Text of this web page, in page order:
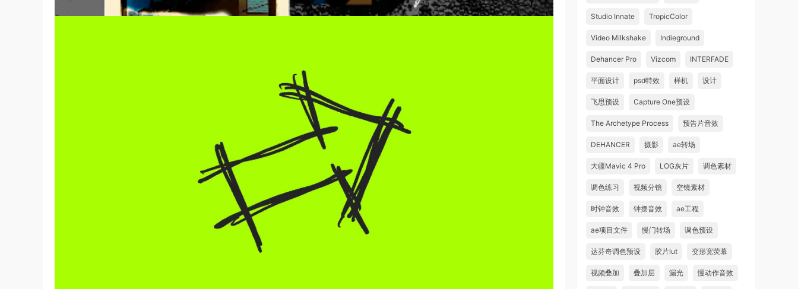
Studio Innate TropicColor
Video Milkshake Indieground
Dehancer Pro Vizcom INTERFADE
平面设计 psd特效 样机 设计
飞思预设 Capture One预设
The Archetype Process 预告片音效
DEHANCER 摄影 ae转场
大疆Mavic 4 Pro LOG灰片 调色素材
调色练习 视频分镜 空镜素材
时钟音效 钟摆音效 ae工程
ae项目文件 慢门转场 调色预设
达芬奇调色预设 胶片lut 变形宽荧幕
视频叠加 叠加层 漏光 慢动作音效